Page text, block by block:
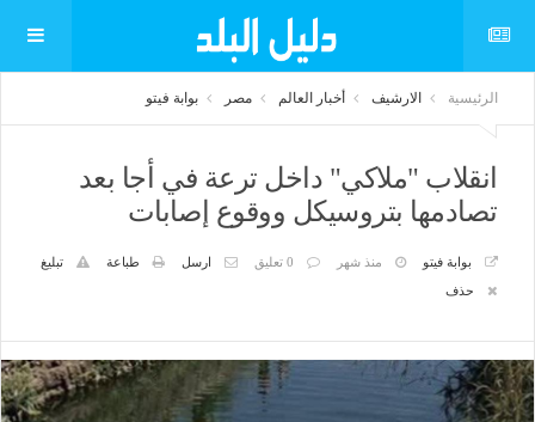
الرئيسية الارشيف أخبار العالم مصر بوابة فيتو
انقلاب "ملاكي" داخل ترعة في أجا بعد
تصادمها بتروسيكل ووقوع إصابات
بوابة فيتو منذ شهر 0 تعليق ارسل طباعة
تبليغ
حذف